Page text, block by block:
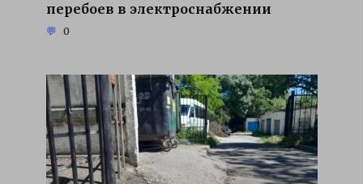
перебоев в электроснабжении
0